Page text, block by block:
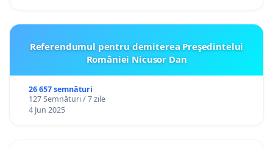
Referendumul pentru demiterea Preşedintelui
României Nicusor Dan
26 657 semnături
127 Semnături / 7 zile
4 Jun 2025